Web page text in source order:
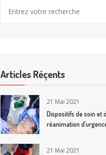
Articles Réçents
21 Mai 2021
Dispositifs de soin et
réanimation
21 Mai 2021